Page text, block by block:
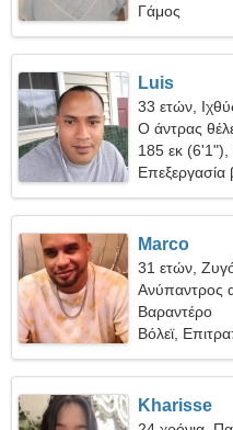
Γάμος
Luis
33 ετών,
Ο άντρας
185 εκ (6'1"),
Επεξεργασία
Marco
31 ετών,
Ανύπαντρος
Βαραντέρο
Βόλεϊ,
Kharisse